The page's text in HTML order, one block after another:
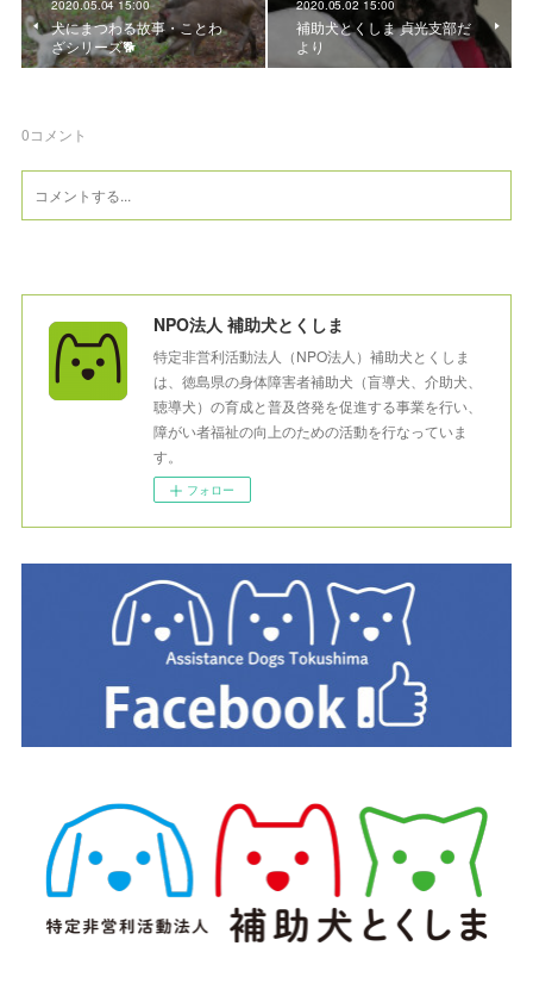
2020.05.04 15:00
犬にまつわる故事・ことわ
ざシリーズ🐕
2020.05.02 15:00
補助犬とくしま 貞光支部だ
より
0コメント
NPO法人 補助犬とくしま
特定非営利活動法人（NPO法人）補助犬とくしま
は、徳島県の身体障害者補助犬（盲導犬、介助犬、
聴導犬）の育成と普及啓発を促進する事業を行い、
障がい者福祉の向上のための活動を行なっていま
す。
フォロー